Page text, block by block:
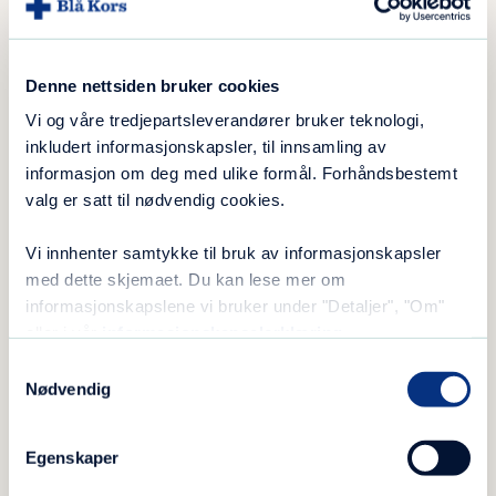
Denne nettsiden bruker cookies
Vi og våre tredjepartsleverandører bruker teknologi,
inkludert informasjonskapsler, til innsamling av
informasjon om deg med ulike formål. Forhåndsbestemt
valg er satt til nødvendig cookies.
Vi innhenter samtykke til bruk av informasjonskapsler
med dette skjemaet. Du kan lese mer om
informasjonskapslene vi bruker under "Detaljer", "Om"
Nødvendig
Egenskaper
viser at foreldrene fortsatt er den sterkeste
når foreldrene har klare regler, snakker åpent
om alkohol og er tydelige på forventninger.
Som forelder kan du være med på å gjøre en
forskjell. Tenåringer bryr seg om hva foreldre
viktigst, uansett!
Funn fra Ipsos-undersøkelse
regler fra foreldrene sine.